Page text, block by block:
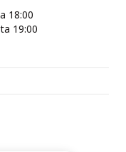
18:00
19:00